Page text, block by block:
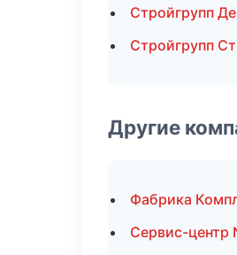
Стройгрупп
Стройгрупп
Другие
Фабрика
Сервис-центр